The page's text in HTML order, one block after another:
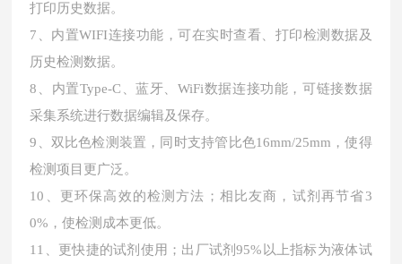
打印历史数据。
7、内置WIFI连接功能，可在实时查看、打印检测数据及
历史检测数据。
8、内置Type-C、蓝牙、WiFi数据连接功能，可链接数据
采集系统进行数据编辑及保存。
9、双比色检测装置，同时支持管比色16mm/25mm，使得
检测项目更广泛。
10、更环保高效的检测方法；相比友商，试剂再节省3
0%，使检测成本更低。
11、更快捷的试剂使用；出厂试剂95%以上指标为液体试